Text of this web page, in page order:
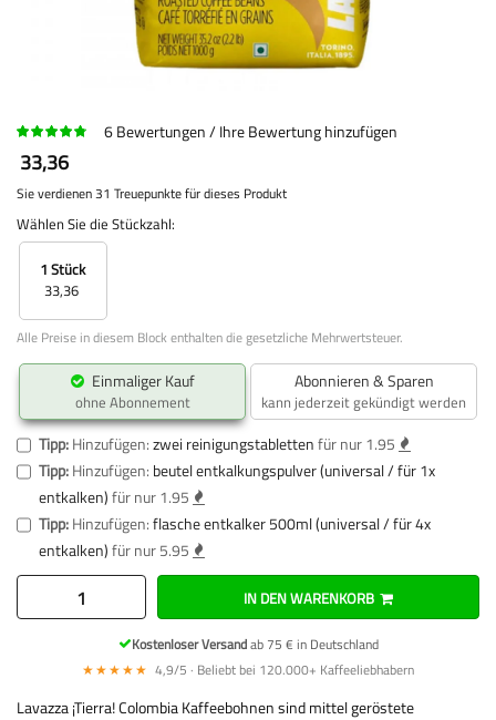
6Bewertungen Ihre Bewertung hinzufügen
33,36
Sie verdienen 31 Treuepunkte für dieses Produkt
Wählen Sie die Stückzahl:
1 Stück
33,36
Alle Preise in diesem Block enthalten die gesetzliche Mehrwertsteuer.
Einmaliger Kauf
ohne Abonnement
Abonnieren & Sparen
kann jederzeit gekündigt werden
Tipp:Hinzufügen:zwei reinigungstablettenfür nur 1.95
Tipp:Hinzufügen: beutel entkalkungspulver (universal / für 1x
entkalken)für nur 1.95
Tipp:Hinzufügen:flasche entkalker 500ml (universal / für 4x
entkalken)für nur 5.95
IN DEN WARENKORB
Kostenloser Versandab 75 € in Deutschland
★★★★★ 4,9/5 · Beliebt bei 120.000+ Kaffeeliebhabern
Lavazza ¡Tierra! Colombia Kaffeebohnen sind mittel geröstete